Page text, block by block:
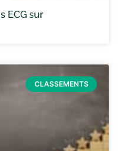
ECG sur
CLASSEMENTS